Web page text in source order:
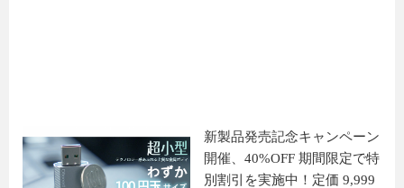
新製品発売記念キャンペーン
開催、40%OFF 期間限定で特
別割引を実施中！定価 9,999